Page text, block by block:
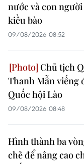
nước và con
kiều bào
09/08/2026 08:52
Chủ tịch
Thanh Mẫn viếng
Quốc hội Lào
09/08/2026 08:48
Hình thành ba
chẽ để nâng cao